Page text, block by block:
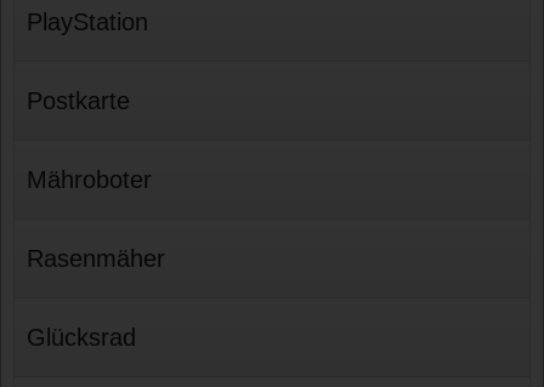
PlayStation
Postkarte
Mähroboter
Rasenmäher
Glücksrad